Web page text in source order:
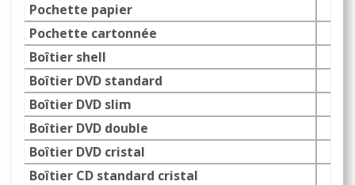
Pochette papier
Pochette cartonnée
Boîtier shell
Boîtier DVD standard
Boîtier DVD slim
Boîtier DVD double
Boîtier DVD cristal
Boîtier CD standard cristal